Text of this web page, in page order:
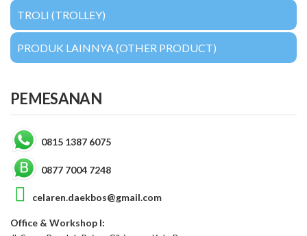
TROLI (TROLLEY)
PRODUK LAINNYA (OTHER PRODUCT)
PEMESANAN
0815 1387 6075
0877 7004 7248
celaren.daekbos@gmail.com
Office & Workshop I: